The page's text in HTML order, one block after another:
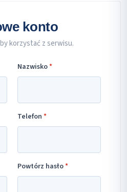
konto
korzystać z serwisu.
Nazwisko*
Telefon *
Powtórz hasło*